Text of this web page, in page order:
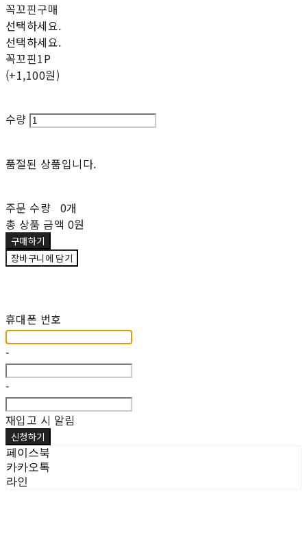
꼭꼬핀구매
선택하세요.
선택하세요.
꼭꼬핀1P
(+1,100원)
수량
품절된 상품입니다.
주문 수량 0개
총 상품 금액 0원
구매하기
장바구니에 담기
휴대폰 번호
-
-
재입고 시 알림
신청하기
페이스북
카카오톡
라인